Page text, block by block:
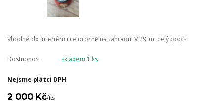
Vhodné do interiéru i celoročně na zahradu. V 29cm celý popis
Dostupnost skladem 1 ks
Nejsme plátci DPH
2 000 Kč/ks